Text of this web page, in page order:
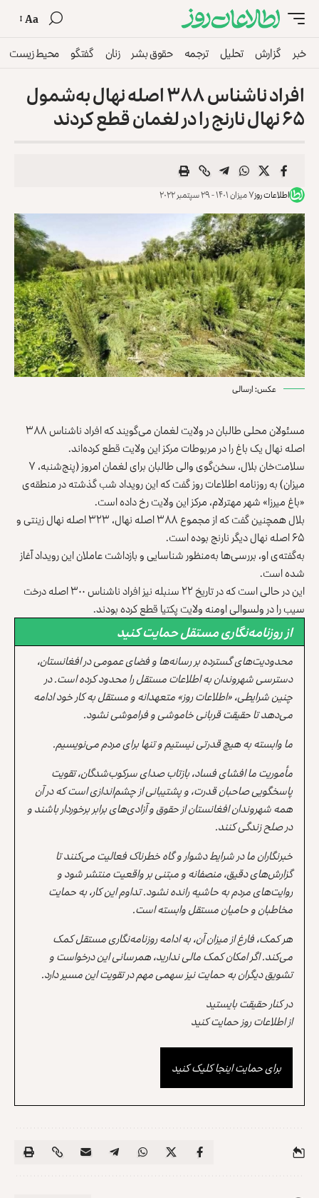
Aa
خبر گزارش تحلیل ترجمه حقوق بشر زنان گفتگو محیط زیست
افراد ناشناس ۳۸۸ اصله نهال به‌شمول
۶۵ نهال نارنج را در لغمان قطع کردند
اطلاعات روز۷ میزان ۱۴۰۱ - ۲۹ سپتمبر ۲۰۲۲
عکس: ارسالی
مسئولان محلی طالبان در ولایت لغمان می‌گویند که افراد ناشناس ۳۸۸
اصله نهال یک باغ را در مربوطات مرکز این ولایت قطع کرده‌اند.
سلامت‌خان بلال، سخن‌گوی والی طالبان برای لغمان امروز (پنج‌شنبه، ۷
میزان) به روزنامه اطلاعات روز گفت که این رویداد شب گذشته در منطقه‌ی
«باغ میرزا» شهر مهترلام، مرکز این ولایت رخ داده است.
بلال همچنین گفت که از مجموع ۳۸۸ اصله نهال، ۳۲۳ اصله نهال زینتی و
۶۵ اصله نهال دیگر نارنج بوده است.
به‌گفته‌ی او، بررسی‌ها به‌منظور شناسایی و بازداشت عاملان این رویداد آغاز
شده است.
این در حالی است که در تاریخ ۲۲ سنبله نیز افراد ناشناس ۳۰۰ اصله درخت
سیب را در ولسوالی اومنه ولایت پکتیا قطع کرده بودند.
از روزنامه‌نگاری مستقل حمایت کنید
محدودیت‌های گسترده بر رسانه‌ها و فضای عمومی در افغانستان،
دسترسی شهروندان به اطلاعات مستقل را محدود کرده است. در
چنین شرایطی، «اطلاعات روز» متعهدانه و مستقل به کار خود ادامه
می‌دهد تا حقیقت قربانی خاموشی و فراموشی نشود.
ما وابسته به هیچ قدرتی نیستیم و تنها برای مردم می‌نویسیم.
مأموریت ما افشای فساد، بازتاب صدای سرکوب‌شدگان، تقویت
پاسخگویی صاحبان قدرت، و پشتیبانی از چشم‌اندازی است که در آن
همه شهروندان افغانستان از حقوق و آزادی‌های برابر برخوردار باشند و
در صلح زندگی کنند.
خبرنگاران ما در شرایط دشوار و گاه خطرناک فعالیت می‌کنند تا
گزارش‌های دقیق، منصفانه و مبتنی بر واقعیت منتشر شود و
روایت‌های مردم به حاشیه رانده نشود. تداوم این کار، به حمایت
مخاطبان و حامیان مستقل وابسته است.
هر کمک، فارغ از میزان آن، به ادامه روزنامه‌نگاری مستقل کمک
می‌کند. اگر امکان کمک مالی ندارید، همرسانی این درخواست و
تشویق دیگران به حمایت نیز سهمی مهم در تقویت این مسیر دارد.
در کنار حقیقت بایستید
از اطلاعات روز حمایت کنید
برای حمایت اینجا کلیک کنید